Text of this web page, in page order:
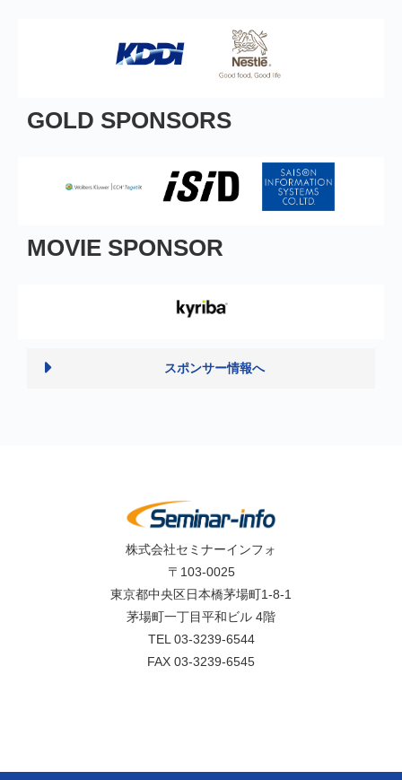
GOLD SPONSORS
MOVIE SPONSOR
スポンサー情報へ
株式会社セミナーインフォ
〒103-0025
東京都中央区日本橋茅場町1-8-1
茅場町一丁目平和ビル 4階
TEL 03-3239-6544
FAX 03-3239-6545